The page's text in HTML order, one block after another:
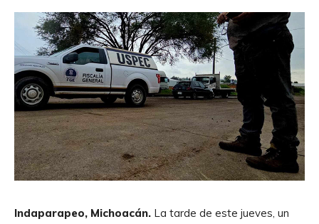
Indaparapeo, Michoacán. La tarde de este jueves, un